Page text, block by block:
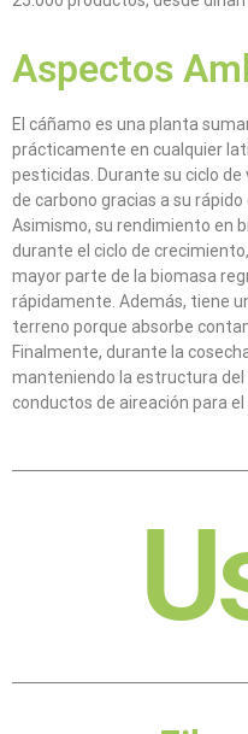
Aspectos
El cáñamo es una planta
prácticamente en cualquier
pesticidas. Durante su ciclo
de carbono gracias a su
Asimismo, su rendimiento en
durante el ciclo de
mayor parte de la biomasa
rápidamente. Además, tiene
terreno porque absorbe
Finalmente, durante la
manteniendo la estructura
conductos de aireación para el